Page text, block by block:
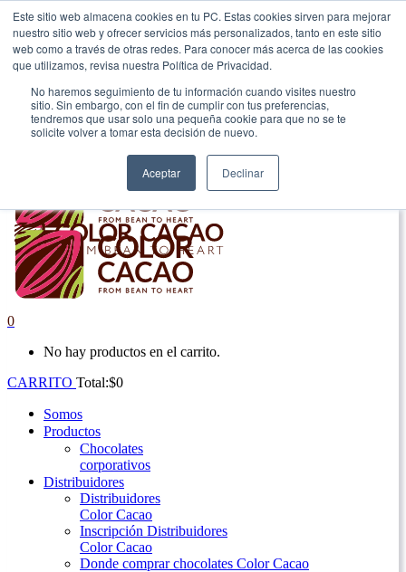
Este sitio web almacena cookies en tu PC. Estas cookies sirven para mejorar
nuestro sitio web y ofrecer servicios más personalizados, tanto en este sitio
web como a través de otras redes. Para conocer más acerca de las cookies
que utilizamos, revisa nuestra Política de Privacidad.
No haremos seguimiento de tu información cuando visites nuestro
sitio. Sin embargo, con el fin de cumplir con tus preferencias,
tendremos que usar solo una pequeña cookie para que no se te
solicite volver a tomar esta decisión de nuevo.
Aceptar Declinar
|
Envío gratis en Antioquia por compras superiores a $100.000.
0
No hay productos en el carrito.
CARRITO Total:$0
Somos
Productos
Chocolates
corporativos
Distribuidores
Distribuidores
Color Cacao
Inscripción Distribuidores
Color Cacao
Donde comprar chocolates Color Cacao